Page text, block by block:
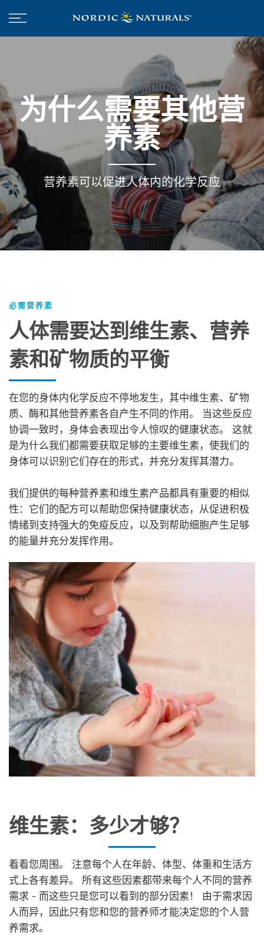
为什么需要其他营
养素
营养素可以促进人体内的化学反应
必需营养素
人体需要达到维生素、营养
素和矿物质的平衡
在您的身体内化学反应不停地发生，其中维生素、矿物
质、酶和其他营养素各自产生不同的作用。 当这些反应
协调一致时，身体会表现出令人惊叹的健康状态。 这就
是为什么我们都需要获取足够的主要维生素，使我们的
身体可以识别它们存在的形式，并充分发挥其潜力。
我们提供的每种营养素和维生素产品都具有重要的相似
性：它们的配方可以帮助您保持健康状态，从促进积极
情绪到支持强大的免疫反应，以及到帮助细胞产生足够
的能量并充分发挥作用。
维生素：多少才够？
看看您周围。 注意每个人在年龄、体型、体重和生活方
式上各有差异。 所有这些因素都带来每个人不同的营养
需求 - 而这些只是您可以看到的部分因素！ 由于需求因
人而异，因此只有您和您的营养师才能决定您的个人营
养需求。